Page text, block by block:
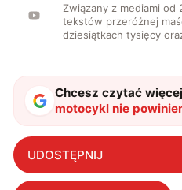
Związany z mediami od
tekstów przeróżnej
dziesiątkach tysięcy
Chcesz czytać
motocykl nie
oddało mu serce za
UDOSTĘPNIJ